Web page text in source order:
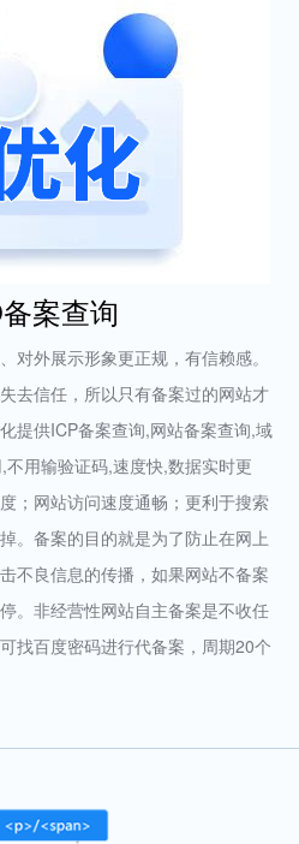
案查询
对外展示形象更正规，有信赖感。
去信任，所以只有备案过的网站才
提供ICP备案查询,网站备案查询,域
用输验证码,速度快,数据实时更
；网站访问速度通畅；更利于搜索
。备案的目的就是为了防止在网上
不良信息的传播，如果网站不备案
。非经营性网站自主备案是不收任
找百度密码进行代备案，周期20个